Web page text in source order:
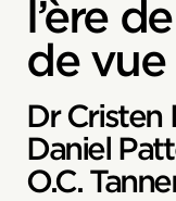
l’ère
de
Dr Cristen
Daniel
O.C.